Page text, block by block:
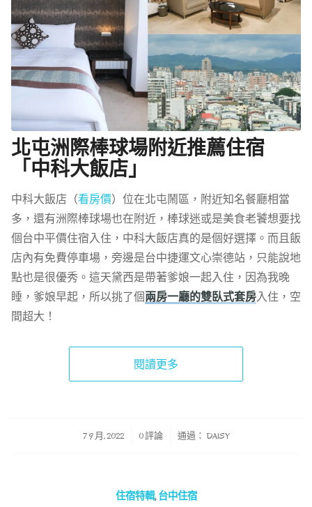
北屯洲際棒球場附近推薦住宿
「中科大飯店」
中科大飯店（看房價）位在北屯鬧區，附近知名餐廳相當
多，還有洲際棒球場也在附近，棒球迷或是美食老饕想要找
個台中平價住宿入住，中科大飯店真的是個好選擇。而且飯
店內有免費停車場，旁邊是台中捷運文心崇德站，只能說地
點也是很優秀。這天黛西是帶著爹娘一起入住，因為我晚
睡，爹娘早起，所以挑了個兩房一廳的雙臥式套房入住，空
間超大！
閱讀更多
7 9 月, 2022
/ 0 評論 通過： DAISY
住宿特輯,台中住宿